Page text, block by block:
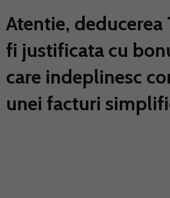
Atentie, deducerea
fi justificata cu
care indeplinesc
unei facturi